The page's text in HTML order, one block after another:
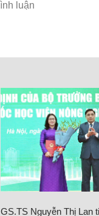
GS.TS Nguyễn Thị Lan